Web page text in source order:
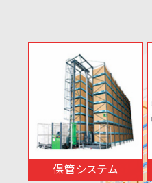
保管システム